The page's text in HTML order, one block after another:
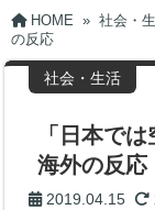
HOME » 社会・
の反応
社会・生活
「日本で
海外の反応
2019.04.15